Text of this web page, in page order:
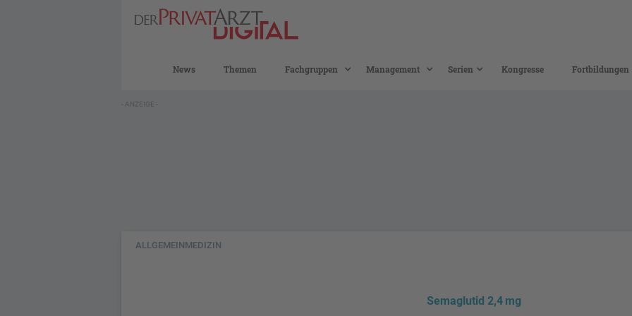
News Themen Fachgruppen Management Serien Kongresse Fortbildungen
- ANZEIGE -
ALLGEMEINMEDIZIN
Semaglutid 2,4 mg